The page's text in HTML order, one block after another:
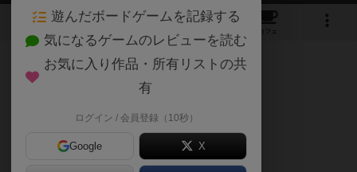
4 3
カフェ
170名 2名 0 2ヶ月前
『発展タイルの優先度』
◎＝かなり役立つ ⚪︎＝役立つ
遊んだボードゲームを記録する
気になるゲームのレビューを読む
お気に入り作品・所有リストの共
有
ログイン / 会員登録（10秒）
Google X